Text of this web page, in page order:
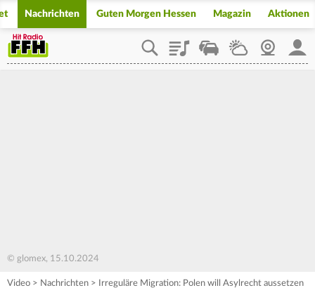
Nachrichten Guten Morgen Hessen Magazin Aktionen
PlaylistStaupilotWetterWebcam
© glomex, 15.10.2024
Video > Nachrichten > Irreguläre Migration: Polen will Asylrecht aussetzen